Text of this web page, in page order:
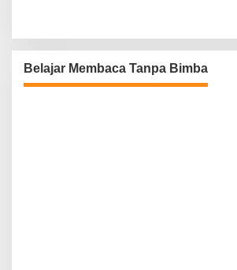
Belajar Membaca Tanpa Bimba